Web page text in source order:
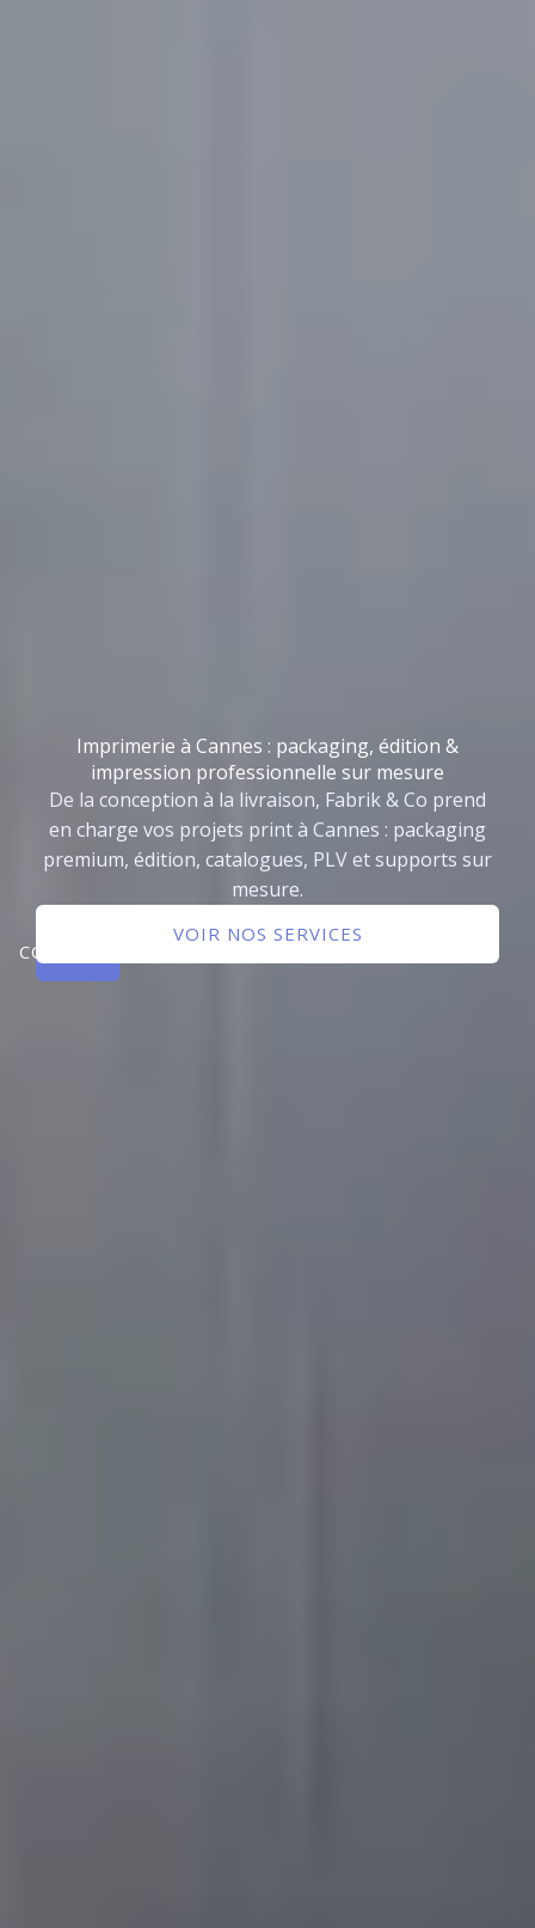
Imprimerie à Cannes : packaging, édition &
impression professionnelle sur mesure
De la conception à la livraison, Fabrik & Co prend
en charge vos projets print à Cannes : packaging
premium, édition, catalogues, PLV et supports sur
mesure.
CONTACTER
VOIR NOS SERVICES